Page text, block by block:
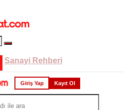
Sanayi Rehberi
Giriş Yap Kayıt Ol